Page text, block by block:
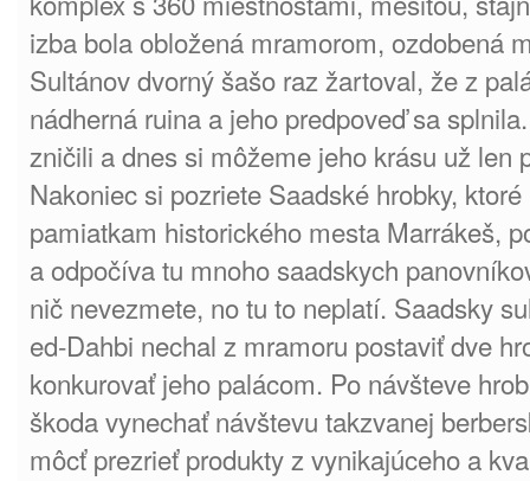
izba bola obložená mramorom, ozdobená
Sultánov dvorný šašo raz žartoval, že z
nádherná ruina a jeho predpoveď sa
zničili a dnes si môžeme jeho krásu už len
Nakoniec si pozriete Saadské hrobky,
pamiatkam historického mesta Marrákeš,
a odpočíva tu mnoho saadskych
nič nevezmete, no tu to neplatí. Saadsky
ed-Dahbi nechal z mramoru postaviť dve
konkurovať jeho palácom. Po návšteve
škoda vynechať návštevu takzvanej
môcť prezrieť produkty z vynikajúceho a